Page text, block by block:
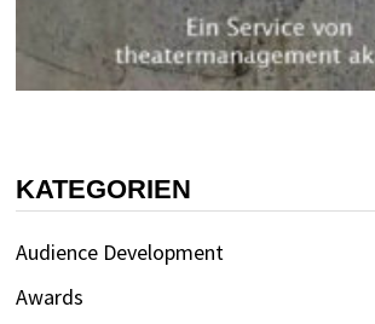
KATEGORIEN
Audience Development
Awards